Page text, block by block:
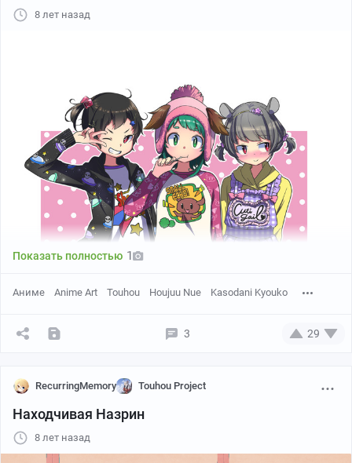
8 лет назад
Показать полностью 1
Аниме Anime Art Touhou Houjuu Nue Kasodani Kyouko
3 29
RecurringMemory Touhou Project
Находчивая Назрин
8 лет назад